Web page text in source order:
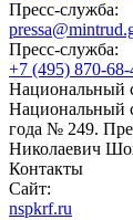
Пресс-служба:
Пресс-служба:
+7 (495) 870-68-
Национальный
Национальный
года № 249.
Николаевич
Контакты
Сайт:
nspkrf.ru